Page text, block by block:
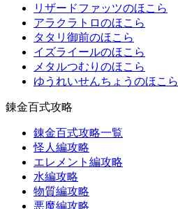
リザードファッツのほこら
アラクラトロのほこら
タタリ御前のほこら
イズライールのほこら
メタルつむりのほこら
ゆうれいせんちょうのほこら
錬金百式攻略
錬金百式攻略一覧
怪人編攻略
エレメント編攻略
水編攻略
物質編攻略
悪魔編攻略